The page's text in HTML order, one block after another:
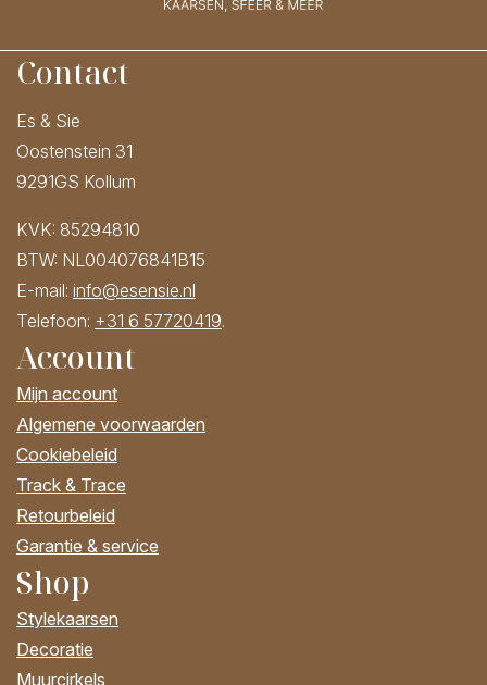
Contact
Es & Sie
Oostenstein 31
9291GS Kollum
KVK: 85294810
BTW: NL004076841B15
E-mail: info@esensie.nl
Telefoon: +31 6 57720419.
Account
Mijn account
Algemene voorwaarden
Cookiebeleid
Track & Trace
Retourbeleid
Garantie & service
Shop
Stylekaarsen
Decoratie
Muurcirkels